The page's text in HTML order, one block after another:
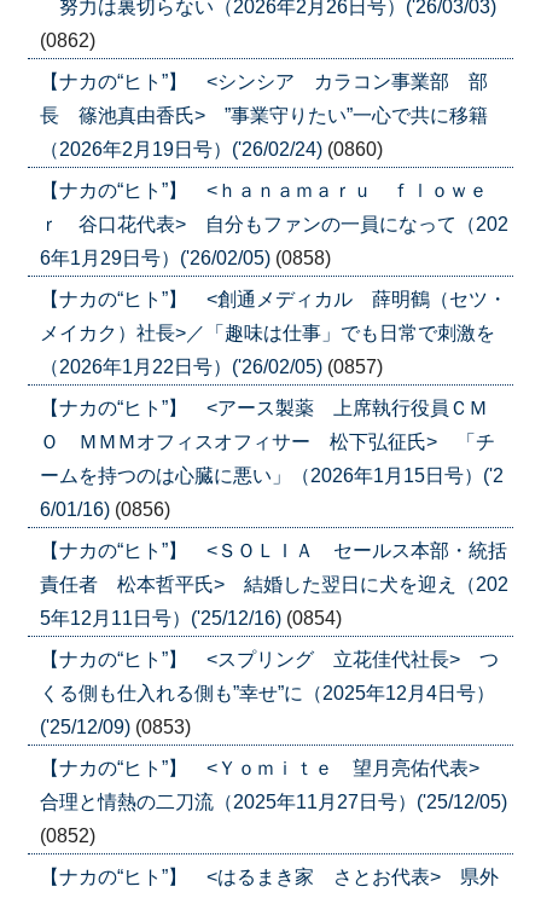
努力は裏切らない（2026年2月26日号）('26/03/03)
(0862)
【ナカの“ヒト”】 <シンシア カラコン事業部 部
長 篠池真由香氏> ”事業守りたい”一心で共に移籍
（2026年2月19日号）('26/02/24) (0860)
【ナカの“ヒト”】 <ｈａｎａｍａｒｕ ｆｌｏｗｅ
ｒ 谷口花代表> 自分もファンの一員になって（202
6年1月29日号）('26/02/05) (0858)
【ナカの“ヒト”】 <創通メディカル 薛明鶴（セツ・
メイカク）社長>／「趣味は仕事」でも日常で刺激を
（2026年1月22日号）('26/02/05) (0857)
【ナカの“ヒト”】 <アース製薬 上席執行役員ＣＭ
Ｏ ＭＭＭオフィスオフィサー 松下弘征氏> 「チ
ームを持つのは心臓に悪い」（2026年1月15日号）('2
6/01/16) (0856)
【ナカの“ヒト”】 <ＳＯＬＩＡ セールス本部・統括
責任者 松本哲平氏> 結婚した翌日に犬を迎え（202
5年12月11日号）('25/12/16) (0854)
【ナカの“ヒト”】 <スプリング 立花佳代社長> つ
くる側も仕入れる側も”幸せ”に（2025年12月4日号）
('25/12/09) (0853)
【ナカの“ヒト”】 <Ｙｏｍｉｔｅ 望月亮佑代表>
合理と情熱の二刀流（2025年11月27日号）('25/12/05)
(0852)
【ナカの“ヒト”】 <はるまき家 さとお代表> 県外